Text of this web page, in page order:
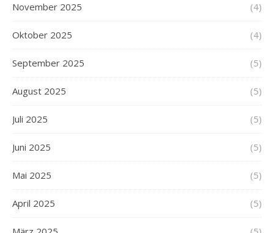
November 2025 (4)
Oktober 2025 (4)
September 2025 (5)
August 2025 (5)
Juli 2025 (5)
Juni 2025 (5)
Mai 2025 (5)
April 2025 (5)